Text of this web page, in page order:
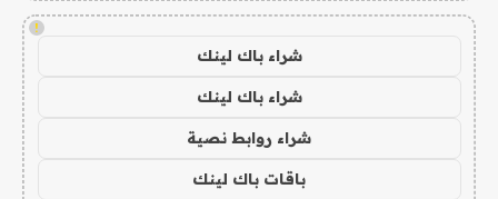
!
شراء باك لينك
شراء باك لينك
شراء روابط نصية
باقات باك لينك